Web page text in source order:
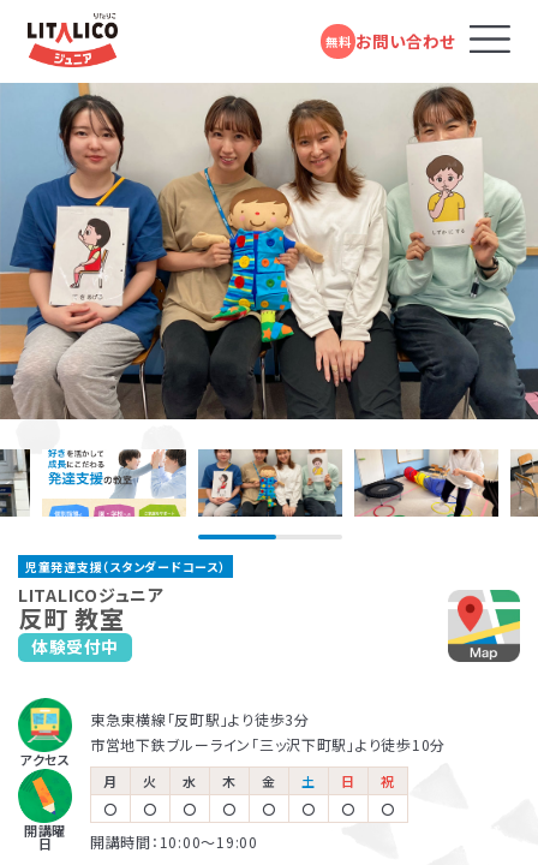
無料 お問い合わせ
コースのご案内
LITALICOジュニアとは
教室を探す
成長事例
入会までの流れ
児童発達支援
放課後等デイサービス
児童発達支援（スタンダードコース）
LITALICOジュニア
反町 教室
体験受付中
アクセス
東急東横線「反町駅」より徒歩3分
市営地下鉄ブルーライン「三ッ沢下町駅」より徒歩10分
開講曜
日
月 火 水 木 金 土 日
祝
〇
〇 〇 〇 〇 〇 〇 〇
開講時間：10:00〜19:00
保育所等訪問支援とは、児童福祉法に基づくサービスで、児童
発達支援や放課後等デイサービスと同じ「障害児通所支援」の
一つです。保育所（保育園）や幼稚園、小学校など、お子さまが
サポートします。
LITALICOジュニアでは、保護者さま向けのサービス「ペアレ
ントトレーニング」というプログラムを提供しています。ペアレ
ントトレーニングとは子育てのイライラを軽減し、自分もお子さ
ログラムです。
各教室のコースについて
パーソナルコース
発達障害や学習障害があるお子さまや発達が気に
なるお子さまを支援する学習塾・幼児教室です。受給
者証の有無に関係なく、すぐにご利用いただけます。
対象年齢：0歳～高校3年
スタンダードコース
児童福祉法に基づき運営している福祉サービスで
ス（小学1年～高校3年）に分かれており、受給者証を
お持ちの方がご利用いただけます。
スタンダードコース 無料体験受付中
LITALICOジュニア
横浜東口教室
JR「横浜駅」より徒歩5分
京浜急行「神奈川駅」より徒歩4分
LITALICOジュニア
横浜西口教室
JR・市営地下鉄「横浜駅」より徒歩6分
相鉄線「平沼橋駅」より徒歩5分
桜木町教室
JR・ブルーライン 「桜木町駅」より徒歩5分
京急「日ノ出町駅」より徒歩6分
関内教室
JR根岸線「関内駅」より徒歩4分
横浜市営地下鉄ブルーライン「関内駅」より徒歩1分
LITALICOジュニア
フォームで
問い合わせる
電話で問い合わせる
0120-974-763
平日10:00～17:00／祝日除く
LITALICOジュニア
横浜東口教室
JR「横浜駅」より徒歩5分
京浜急行「神奈川駅」より徒歩4分
LITALICOジュニア
横浜西口教室
JR・市営地下鉄「横浜駅」より徒歩6分
相鉄線「平沼橋駅」より徒歩5分
LITALICOジュニア
桜木町教室